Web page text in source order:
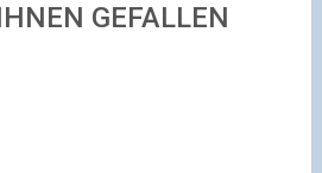
GEFALLEN